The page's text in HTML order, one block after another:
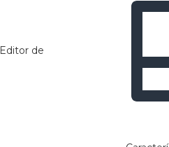
Editor de